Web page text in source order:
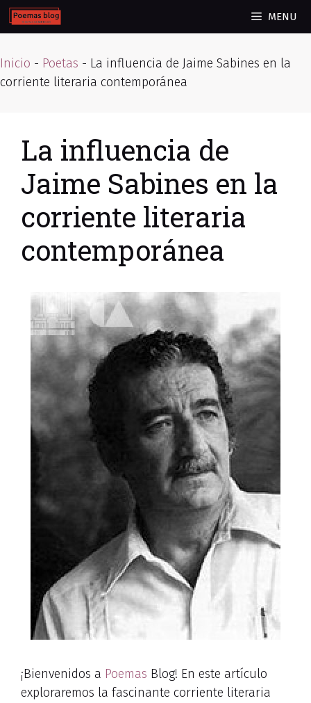
Skip
to
MENU
Inicio - Poetas - La influencia de Jaime Sabines en la
corriente literaria contemporánea
La influencia de
Jaime Sabines en la
corriente literaria
contemporánea
¡Bienvenidos a Poemas Blog! En este artículo
exploraremos la fascinante corriente literaria